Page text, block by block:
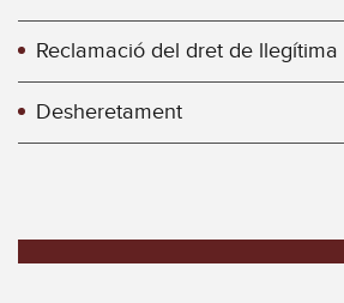
Reclamació del dret de llegítima
Desheretament